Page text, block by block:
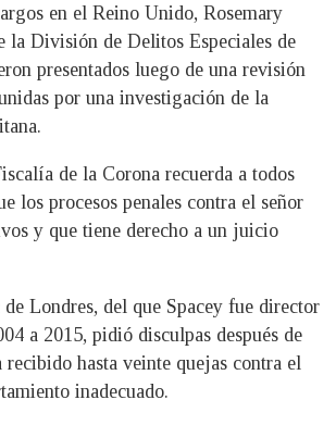
en el Reino Unido, Rosemary
la División de Delitos Especiales de
presentados luego de una revisión
por una investigación de la
de la Corona recuerda a todos
los procesos penales contra el señor
y que tiene derecho a un juicio
Londres, del que Spacey fue director
a 2015, pidió disculpas después de
recibido hasta veinte quejas contra el
inadecuado.